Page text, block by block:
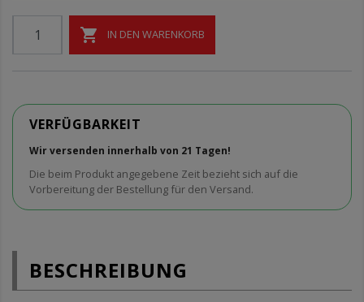
 IN DEN WARENKORB
VERFÜGBARKEIT
Wir versenden innerhalb von 21 Tagen!
Die beim Produkt angegebene Zeit bezieht sich auf die
Vorbereitung der Bestellung für den Versand.
BESCHREIBUNG